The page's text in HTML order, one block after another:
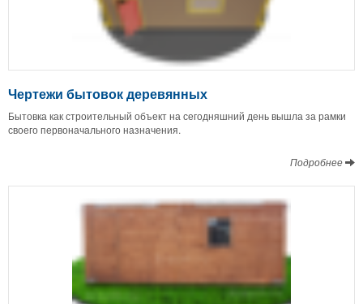
Чертежи бытовок деревянных
Бытовка как строительный объект на сегодняшний день вышла за рамки
своего первоначального назначения.
Подробнее